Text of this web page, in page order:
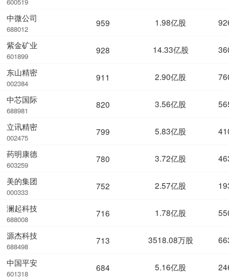
中微公司
688012
紫金矿业
601899
东山精密
002384
中芯国际
688981
立讯精密
002475
药明康德
603259
美的集团
000333
澜起科技
688008
源杰科技
688498
中国平安
601318
959 1.98亿股
928 14.33亿股
911 2.90亿股
820 3.56亿股
799 5.83亿股
780 3.72亿股
752 2.57亿股
716 1.78亿股
713 3518.08万股
684 5.16亿股